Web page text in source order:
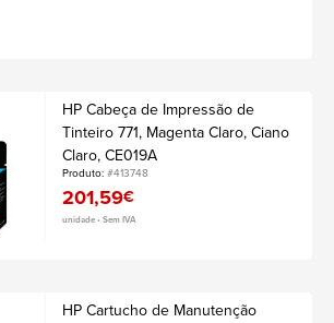
HP Cabeça de Impressão de
Tinteiro 771, Magenta Claro, Ciano
Claro, CE019A
Produto:#413748
201,59€
unidade • Sem IVA
HP Cartucho de Manutenção